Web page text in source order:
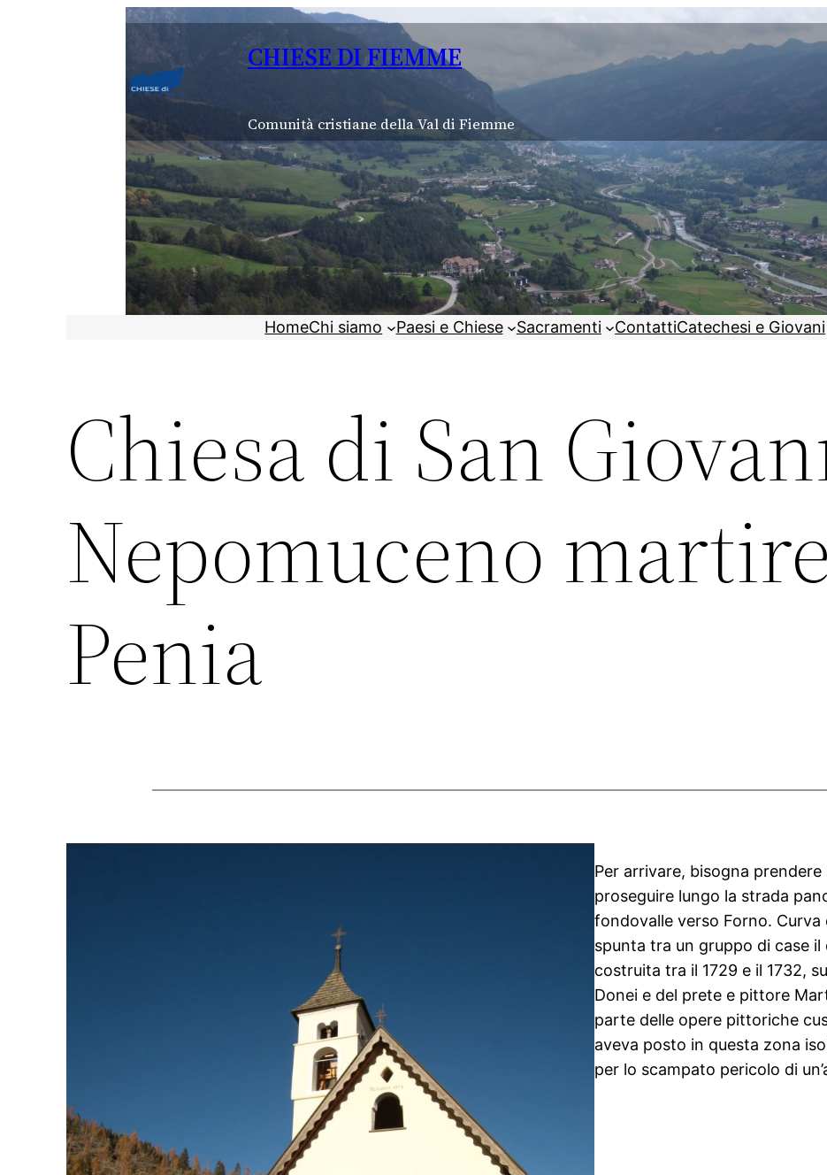
CHIESE DI FIEMME
Comunità cristiane della Val di Fiemme
HomeChi siamo Paesi e Chiese Sacramenti ContattiCatechesi e Giovani
Chiesa di San
Nepomuceno
Penia
Per arrivare, bisogna
proseguire lungo la strada
fondovalle verso Forno.
spunta tra un gruppo di case il
costruita tra il 1729 e il 1732,
Donei e del prete e pittore
parte delle opere pittoriche
aveva posto in questa zona
per lo scampato pericolo di